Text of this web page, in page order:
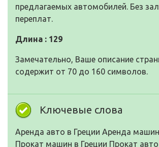
предлагаемых автомобилей. Без
переплат.
Длина : 129
Замечательно, Ваше описание
содержит от 70 до 160 символов.
Ключевые слова
Аренда авто в Греции Аренда
Прокат машин в Греции Прокат авто